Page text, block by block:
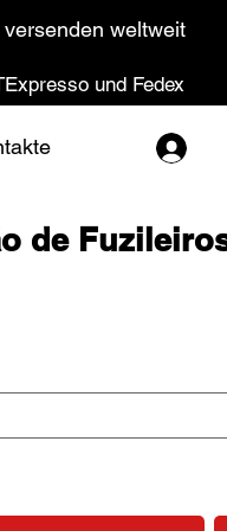
weltweit
und Fedex
de